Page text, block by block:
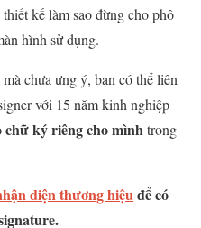
kế làm sao đừng cho phô
hình sử dụng.
chưa ưng ý, bạn có thể liên
với 15 năm kinh nghiệp
chữ ký riêng cho mìnhtrong
diện thương hiệuđể có